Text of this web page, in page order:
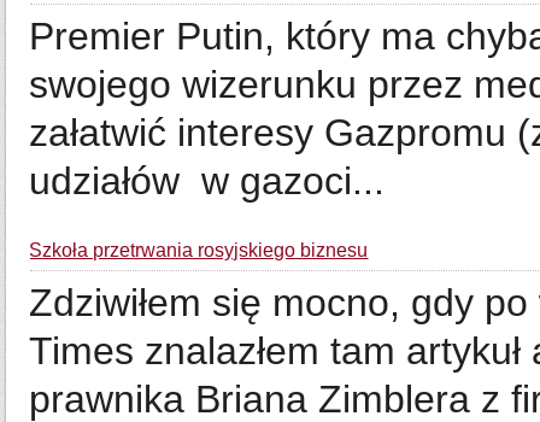
Premier Putin, który ma
swojego wizerunku przez
załatwić interesy Gazpromu
udziałów w gazoci...
Szkoła przetrwania rosyjskiego biznesu
Zdziwiłem się mocno, gdy
Times znalazłem tam
prawnika Briana Zimblera z